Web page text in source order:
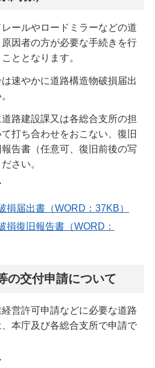
ールやロードミラーなどの道
因者の方が必要な手続きを行
ととなります。
速やかに道路構造物破損届出
路建設課又は各総合支所の担
打ち合わせをおこない、復旧
告書（任意可、復旧前後の写
さい。
損届出書（WORD：37KB）
損復旧報告書（WORD：
の交付申請について
営許可申請などに必要な道路
本庁及び各総合支所で申請で